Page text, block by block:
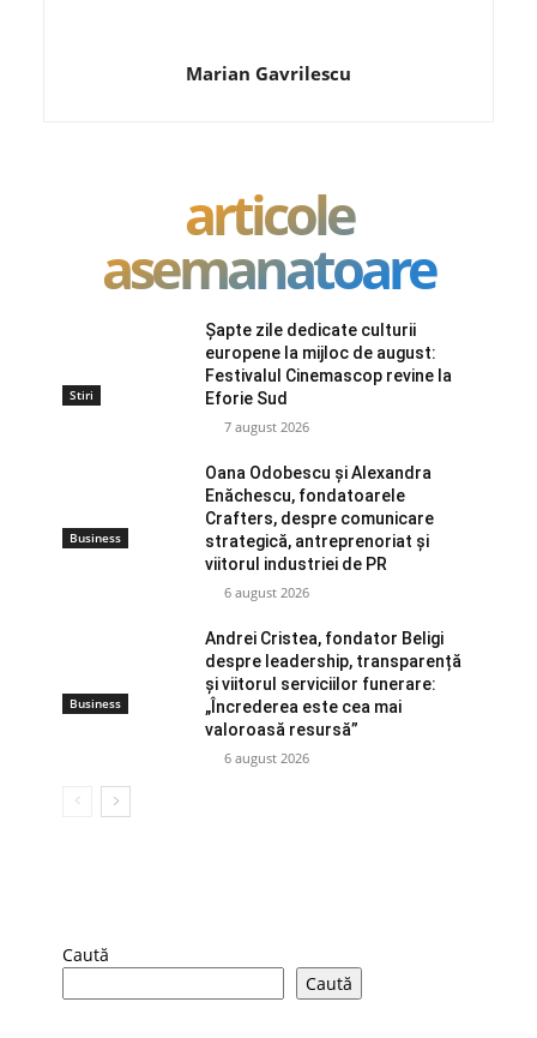
Marian Gavrilescu
articole
asemanatoare
Stiri
Șapte zile dedicate culturii
europene la mijloc de august:
Festivalul Cinemascop revine la
Eforie Sud
7 august 2026
Business
Oana Odobescu și Alexandra
Enăchescu, fondatoarele
Crafters, despre comunicare
strategică, antreprenoriat și
viitorul industriei de PR
6 august 2026
Business
Andrei Cristea, fondator Beligi
despre leadership, transparență
și viitorul serviciilor funerare:
„Încrederea este cea mai
valoroasă resursă”
6 august 2026
Caută
Caută